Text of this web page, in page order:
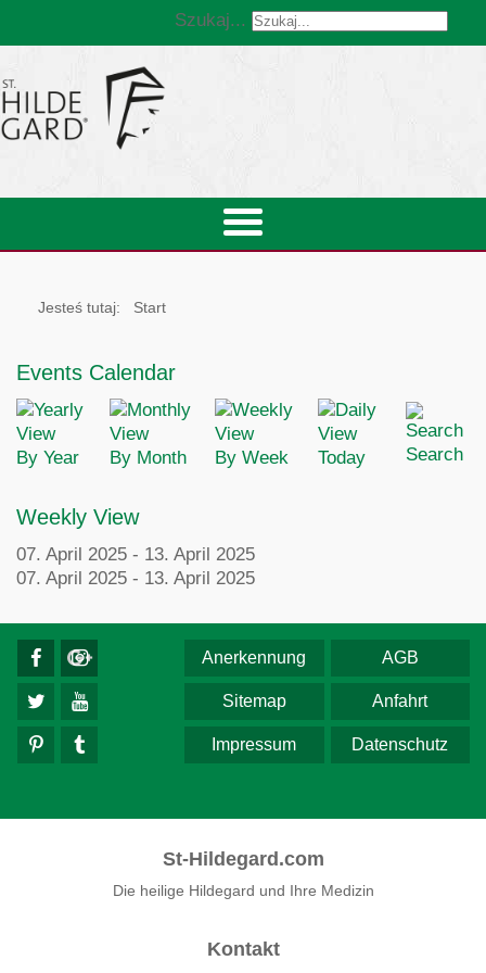
Szukaj...
Jesteś tutaj: Start
Events Calendar
By Year By Month By Week Today Search
Weekly View
07. April 2025 - 13. April 2025
07. April 2025 - 13. April 2025
AGB
Anerkennung
Anfahrt
Sitemap
Datenschutz
Impressum
St-Hildegard.com
Die heilige Hildegard und Ihre Medizin
Kontakt